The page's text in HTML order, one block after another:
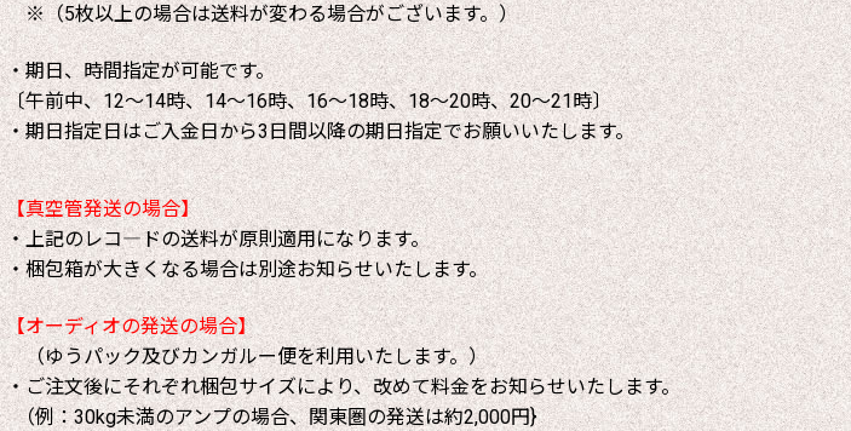
※（5枚以上の場合は送料が変わる場合がございます。）
・期日、時間指定が可能です。
〔午前中、12～14時、14～16時、16～18時、18～20時、20～21時〕
・期日指定日はご入金日から3日間以降の期日指定でお願いいたします。
【真空管発送の場合】
・上記のレコ―ドの送料が原則適用になります。
・梱包箱が大きくなる場合は別途お知らせいたします。
【オーディオの発送の場合】
（ゆうパック及びカンガルー便を利用いたします。）
・ご注文後にそれぞれ梱包サイズにより、改めて料金をお知らせいたします。
（例：30kg未満のアンプの場合、関東圏の発送は約2,000円}